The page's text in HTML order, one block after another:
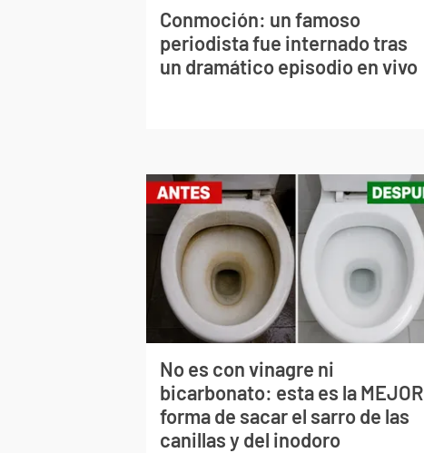
Conmoción: un famoso
periodista fue internado tras
un dramático episodio en vivo
No es con vinagre ni
bicarbonato: esta es la MEJOR
forma de sacar el sarro de las
canillas y del inodoro